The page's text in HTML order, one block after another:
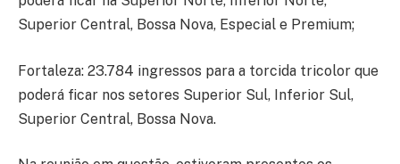
Superior Central, Bossa Nova, Especial e Premium;
Fortaleza: 23.784 ingressos para a torcida tricolor que
poderá ficar nos setores Superior Sul, Inferior Sul,
Superior Central, Bossa Nova.